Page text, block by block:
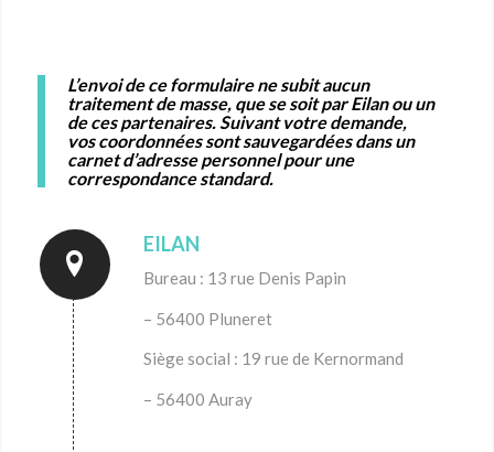
L’envoi de ce formulaire ne subit aucun
traitement de masse, que se soit par Eilan ou un
de ces partenaires. Suivant votre demande,
vos coordonnées sont sauvegardées dans un
carnet d’adresse personnel pour une
correspondance standard.
EILAN
Bureau : 13 rue Denis Papin
– 56400 Pluneret
Siège social : 19 rue de Kernormand
– 56400 Auray